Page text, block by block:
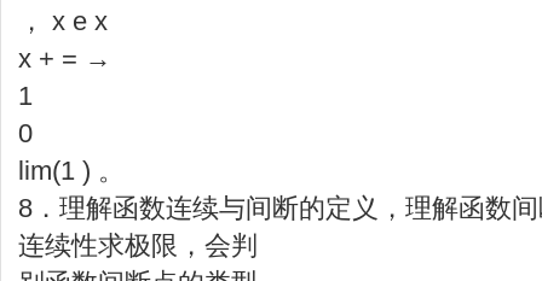
， x e x
x + = →
1
0
lim(1 ) 。
8．理解函数连续与间断的定义，理解函数
连续性求极限，会判